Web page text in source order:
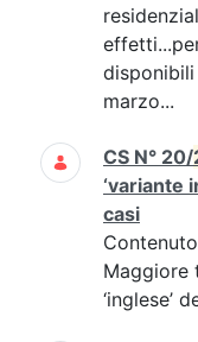
marzo...
CS N° 20/
‘variante
casi
Maggiore
‘inglese’